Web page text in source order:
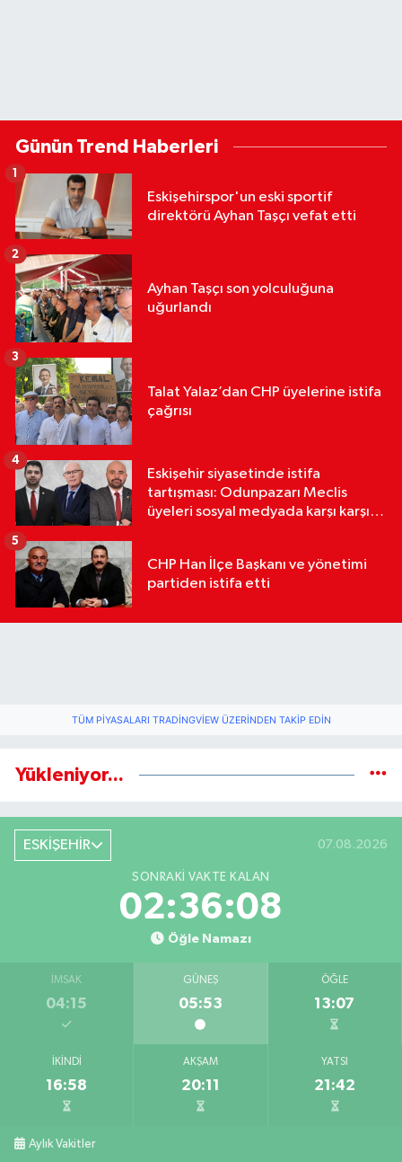
Günün Trend Haberleri
Eskişehirspor'un eski sportif
direktörü Ayhan Taşçı vefat etti
1
Ayhan Taşçı son yolculuğuna
uğurlandı
2
Talat Yalaz’dan CHP üyelerine istifa
çağrısı
3
Eskişehir siyasetinde istifa
tartışması: Odunpazarı Meclis
üyeleri sosyal medyada karşı karşıya
4
CHP Han İlçe Başkanı ve yönetimi
partiden istifa etti
5
TÜM PIYASALARI TRADINGVIEW ÜZERINDEN TAKIP EDIN
Yükleniyor...
ESKİŞEHİR 07.08.2026
SONRAKI VAKTE KALAN
02:36:07
Öğle Namazı
İMSAK
04:15
GÜNEŞ
05:53
ÖĞLE
13:07
İKINDI
16:58
AKŞAM
20:11
YATSI
21:42
Aylık Vakitler